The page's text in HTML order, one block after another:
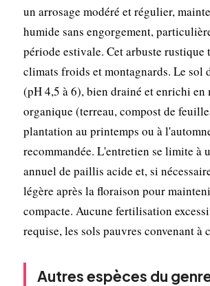
un arrosage modéré et régulier,
humide sans engorgement,
période estivale. Cet arbuste rustique
climats froids et montagnards. Le sol
(pH 4,5 à 6), bien drainé et enrichi en
organique (terreau, compost de
plantation au printemps ou à
recommandée. L'entretien se limite à
annuel de paillis acide et, si
légère après la floraison pour
compacte. Aucune fertilisation
requise, les sols pauvres convenant à
Autres espèces du